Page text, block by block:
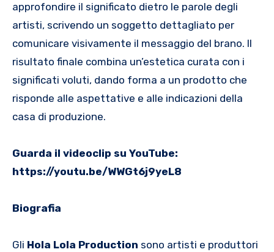
approfondire il significato dietro le parole degli
artisti, scrivendo un soggetto dettagliato per
comunicare visivamente il messaggio del brano. Il
risultato finale combina un’estetica curata con i
significati voluti, dando forma a un prodotto che
risponde alle aspettative e alle indicazioni della
casa di produzione.
Guarda il videoclip su YouTube:
https://youtu.be/WWGt6j9yeL8
Biografia
Gli Hola Lola Production sono artisti e produttori